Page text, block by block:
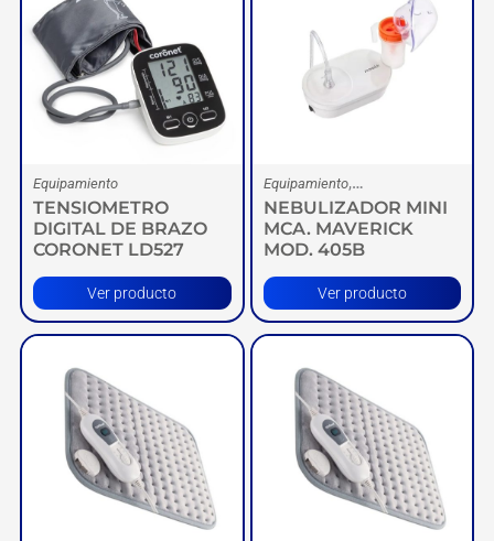
Equipamiento
TENSIOMETRO
DIGITAL DE BRAZO
CORONET LD527
Ver producto
Equipamiento,
Nebulizadores
NEBULIZADOR MINI
MCA. MAVERICK
MOD. 405B
Ver producto